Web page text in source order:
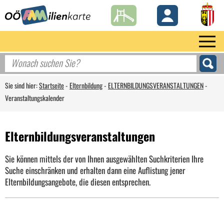
Sie sind hier:Startseite-Elternbildung-ELTERNBILDUNGSVERANSTALTUNGEN-
Veranstaltungskalender
Elternbildungsveranstaltungen
Sie können mittels der von Ihnen ausgewählten Suchkriterien Ihre
Suche einschränken und erhalten dann eine Auflistung jener
Elternbildungsangebote, die diesen entsprechen.